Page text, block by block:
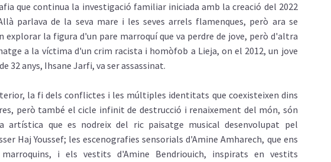
que continua la investigació familiar iniciada amb la creació del 2022
parlava de la seva mare i les seves arrels flamenques, però ara se
explorar la figura d'un pare marroquí que va perdre de jove, però d'altra
a la víctima d'un crim racista i homòfob a Lieja, on el 2012, un jove
32 anys, Ihsane Jarfi, va ser assassinat.
la fi dels conflictes i les múltiples identitats que coexisteixen dins
però també el cicle infinit de destrucció i renaixement del món, són
artística que es nodreix del ric paisatge musical desenvolupat pel
Haj Youssef; les escenografies sensorials d'Amine Amharech, que ens
i els vestits d'Amine Bendriouich, inspirats en vestits